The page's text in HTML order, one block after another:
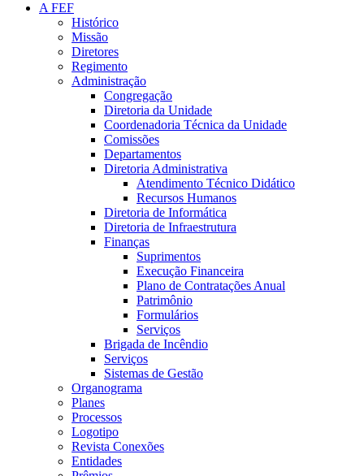
A FEF
Histórico
Missão
Diretores
Regimento
Administração
Congregação
Diretoria da Unidade
Coordenadoria Técnica da Unidade
Comissões
Departamentos
Diretoria Administrativa
Atendimento Técnico Didático
Recursos Humanos
Diretoria de Informática
Diretoria de Infraestrutura
Finanças
Suprimentos
Execução Financeira
Plano de Contratações Anual
Patrimônio
Formulários
Serviços
Brigada de Incêndio
Serviços
Sistemas de Gestão
Organograma
Planes
Processos
Logotipo
Revista Conexões
Entidades